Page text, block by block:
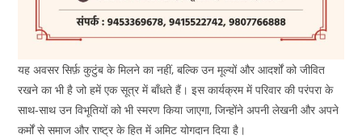
यह अवसर सिर्फ़ कुटुंब के मिलने का नहीं, बल्कि उन मूल्यों और आदर्शों को जीवित
रखने का भी है जो हमें एक सूत्र में बाँधते हैं। इस कार्यक्रम में परिवार की परंपरा के
साथ-साथ उन विभूतियों को भी स्मरण किया जाएगा, जिन्होंने अपनी लेखनी और अपने
कर्मों से समाज और राष्ट्र के हित में अमिट योगदान दिया है।